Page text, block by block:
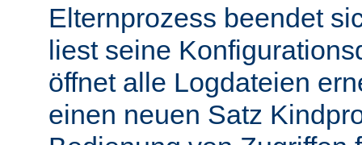
Elternprozess beendet
liest seine
öffnet alle Logdateien
einen neuen Satz